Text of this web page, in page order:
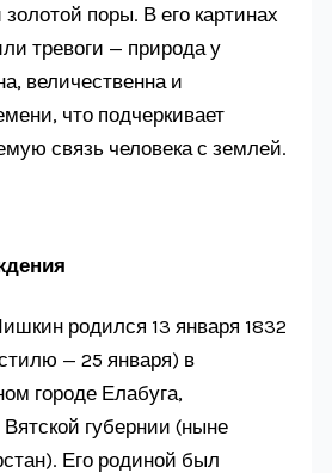
поры. В его картинах
тревоги — природа у
величественна и
что подчеркивает
связь человека с землей.
родился 13 января 1832
— 25 января) в
городе Елабуга,
губернии (ныне
Его родиной был